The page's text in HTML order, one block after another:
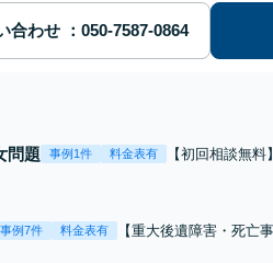
合わせ
問題 事例1件 料金表有
【初回相談無
係不存在確認な
事例7件 料金表有
【重大後遺障害・死亡